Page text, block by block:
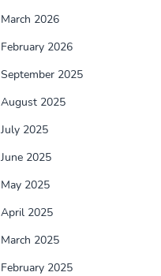
March 2026
February 2026
September 2025
August 2025
July 2025
June 2025
May 2025
April 2025
March 2025
February 2025